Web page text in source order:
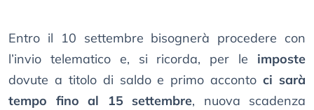
Entro il 10 settembre bisognerà procedere con
l’invio telematico e, si ricorda, per le imposte
dovute a titolo di saldo e primo accontoci sarà
tempo fino al 15 settembre, nuova scadenza